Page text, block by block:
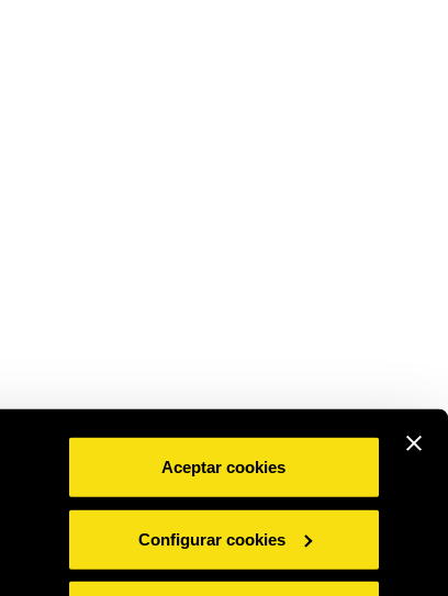
Aceptar cookies
Configurar cookies
BEBE CON MODERACIÓN